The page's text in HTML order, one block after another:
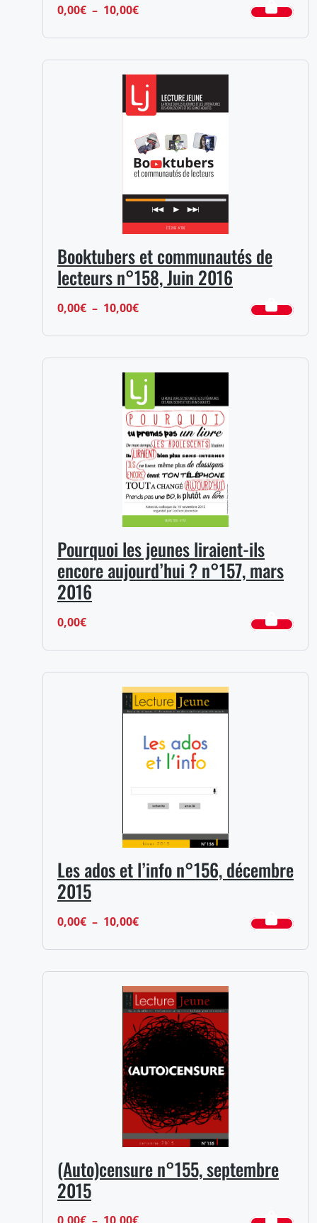
0,00€ – 10,00€Plage
0,00€
à
Booktubers et communautés de
lecteurs n°158, Juin 2016
0,00€ – 10,00€Plage
0,00€
à
10,00€
Pourquoi les jeunes liraient-ils
encore aujourd’hui ? n°157, mars
2016
0,00€
Les ados et l’info n°156, décembre
2015
0,00€ – 10,00€Plage
0,00€
à
10,00€
(Auto)censure n°155, septembre
2015
Plage